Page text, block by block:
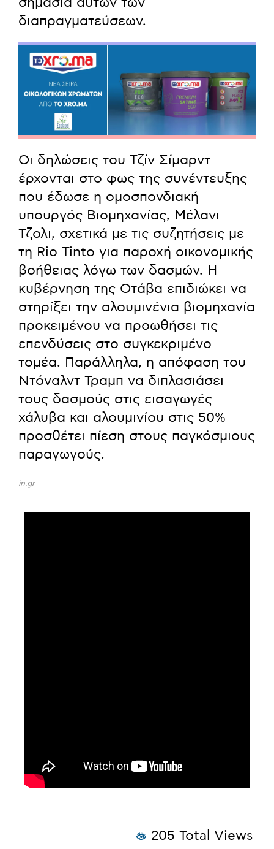
διαπραγματεύσεων.
Οι δηλώσεις του Τζίν Σίμαρντ
έρχονται στο φως της συνέντευξης
που έδωσε η ομοσπονδιακή
υπουργός Βιομηχανίας, Μέλανι
Τζολι, σχετικά με τις συζητήσεις με
τη Rio Tinto για παροχή οικονομικής
βοήθειας λόγω των δασμών. Η
κυβέρνηση της Οτάβα επιδιώκει να
στηρίξει την αλουμινένια βιομηχανία
προκειμένου να προωθήσει τις
επενδύσεις στο συγκεκριμένο
τομέα. Παράλληλα, η απόφαση του
Ντόναλντ Τραμπ να διπλασιάσει
τους δασμούς στις εισαγωγές
χάλυβα και αλουμινίου στις 50%
προσθέτει πίεση στους παγκόσμιους
παραγωγούς.
in.gr
205 Total Views